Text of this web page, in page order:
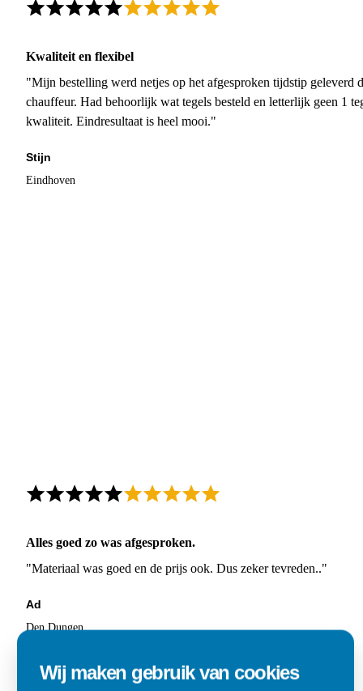
Kwaliteit en flexibel
"Mijn bestelling werd netjes op het afgesproken tijdstip geleverd
chauffeur. Had behoorlijk wat tegels besteld en letterlijk geen 1
kwaliteit. Eindresultaat is heel mooi."
Stijn
Eindhoven
Alles goed zo was afgesproken.
"Materiaal was goed en de prijs ook. Dus zeker tevreden.."
Ad
Den Dungen
Wij maken gebruik van cookies